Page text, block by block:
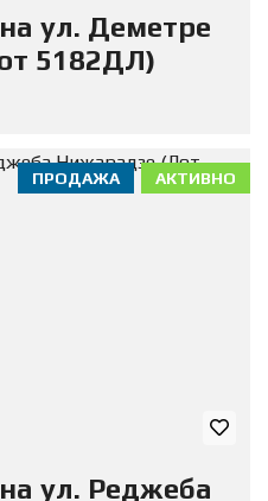
ул. Деметре
5182ДЛ)
АКТИВНО
ПРОДАЖА
ул. Реджеба